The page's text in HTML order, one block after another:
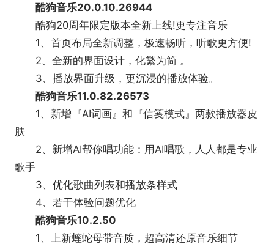
酷狗音乐20.0.10.26944
酷狗20周年限定版本全新上线!更专注音乐
1、首页布局全新调整，极速畅听，听歌更方便!
2、全新的界面设计，化繁为简 。
3、播放界面升级，更沉浸的播放体验。
酷狗音乐11.0.82.26573
1、新增『AI词画』和『信笺模式』两款播放器皮
肤
2、新增AI帮你唱功能：用AI唱歌，人人都是专业
歌手
3、优化歌曲列表和播放条样式
4、若干体验问题优化
酷狗音乐10.2.50
1、上新蝰蛇母带音质，超高清还原音乐细节